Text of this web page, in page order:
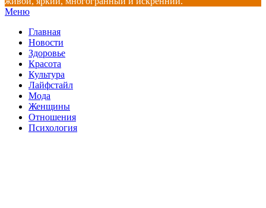
Главное
меню
Меню
Главная
Новости
Здоровье
Красота
Культура
Лайфстайл
Мода
Женщины
Отношения
Психология